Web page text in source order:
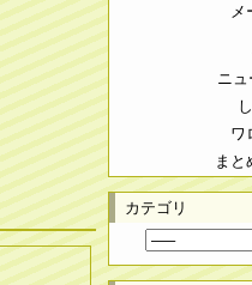
メ
ニ
ワ
まと
カテゴリ